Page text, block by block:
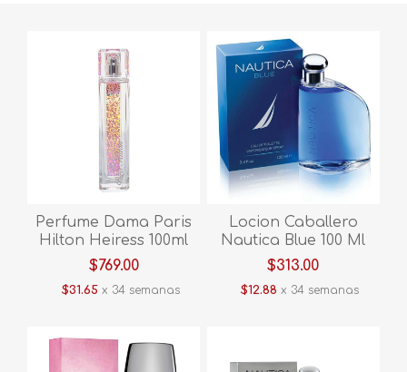
Perfume Dama Paris
Hilton Heiress 100ml
Mhei
$769.00
$31.65x 34 semanas
Locion Caballero
Nautica Blue 100 Ml
Eau De Toilette
HNAUB
$313.00
$12.88 x 34 semanas